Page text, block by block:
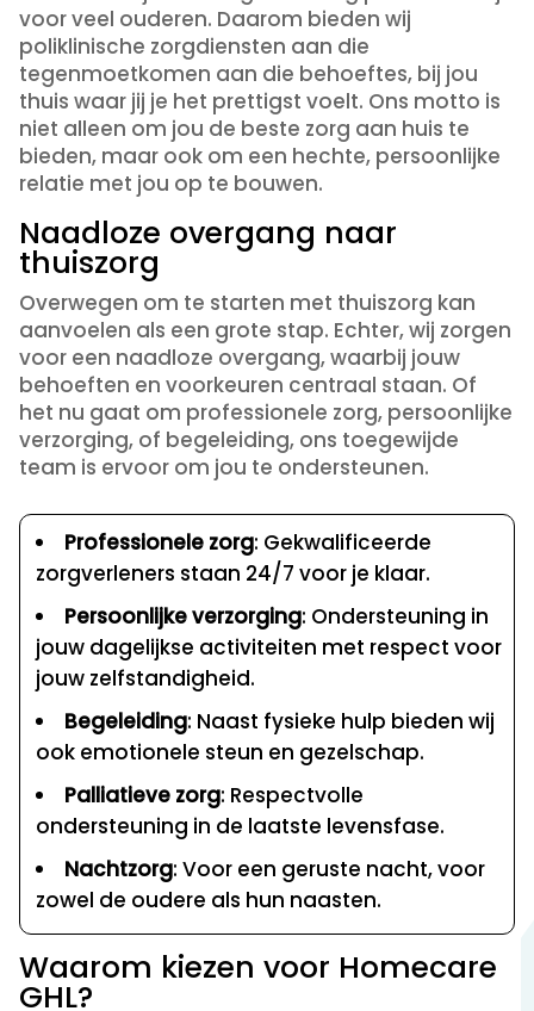
voor veel ouderen. Daarom bieden wij
poliklinische zorgdiensten aan die
tegenmoetkomen aan die behoeftes, bij jou
thuis waar jij je het prettigst voelt. Ons motto is
niet alleen om jou de beste zorg aan huis te
bieden, maar ook om een hechte, persoonlijke
relatie met jou op te bouwen.
Naadloze overgang naar
thuiszorg
Overwegen om te starten met thuiszorg kan
aanvoelen als een grote stap. Echter, wij zorgen
voor een naadloze overgang, waarbij jouw
behoeften en voorkeuren centraal staan. Of
het nu gaat om professionele zorg, persoonlijke
verzorging, of begeleiding, ons toegewijde
team is ervoor om jou te ondersteunen.
Professionele zorg: Gekwalificeerde
zorgverleners staan 24/7 voor je klaar.
Persoonlijke verzorging: Ondersteuning in
jouw dagelijkse activiteiten met respect voor
jouw zelfstandigheid.
Begeleiding: Naast fysieke hulp bieden wij
ook emotionele steun en gezelschap.
Palliatieve zorg: Respectvolle
ondersteuning in de laatste levensfase.
Nachtzorg: Voor een geruste nacht, voor
zowel de oudere als hun naasten.
Waarom kiezen voor Homecare
GHL?